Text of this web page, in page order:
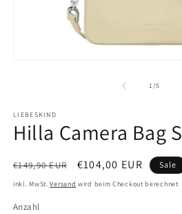
1/von
5
LIEBESKIND
Hilla Camera Bag S
Normaler
Preis
€149,90 EUR Verkaufspreis
€104,00 EUR Sale
inkl. MwSt.Versand wird beim Checkout berechnet
Anzahl